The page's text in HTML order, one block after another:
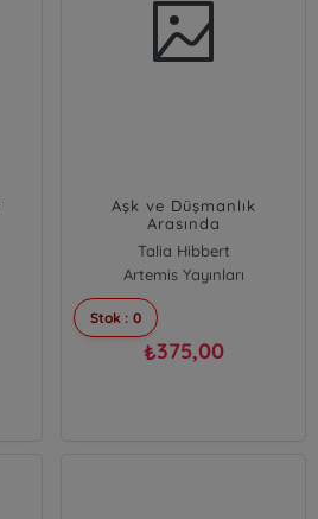
Aşk ve Düşmanlık
Arasında
Talia Hibbert
Artemis Yayınları
Stok : 0
₺375,00